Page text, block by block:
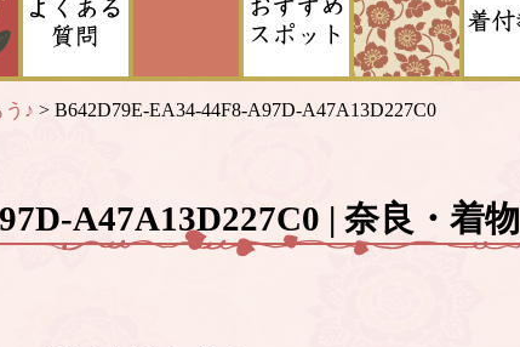
♪ > B642D79E-EA34-44F8-A97D-A47A13D227C0
A47A13D227C0 | 奈良・着物